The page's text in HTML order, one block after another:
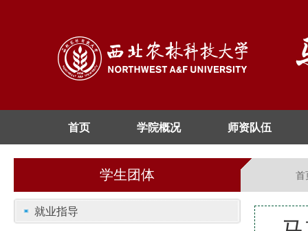
首页 学院概况 师资队伍
学生团体 首
就业指导